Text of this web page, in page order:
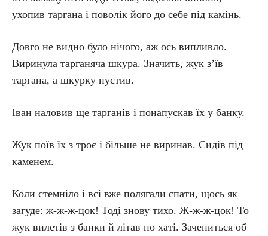
ухопив таргана і поволік його до себе під камінь.
Довго не видно було нічого, аж ось випливло.
Виринула тарганяча шкура. Значить, жук з’їв
таргана, а шкурку пустив.
Іван наловив ще тарганів і понапускав їх у банку.
Жук поїв їх з троє і більше не виринав. Сидів під
каменем.
Коли стемніло і всі вже полягали спати, щось як
загуде: ж-ж-ж-цок! Тоді знову тихо. Ж-ж-ж-цок! То
жук вилетів з банки й літав по хаті. Зачепиться об